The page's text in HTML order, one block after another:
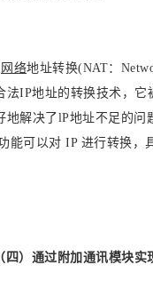
网络地址转换(NAT：
法IP地址的转换技术，它
地解决了lP地址不足的问
能可以对 IP 进行转换，
（四）通过附加通讯模块实